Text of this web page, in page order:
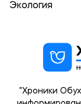
Экология
"Хроники